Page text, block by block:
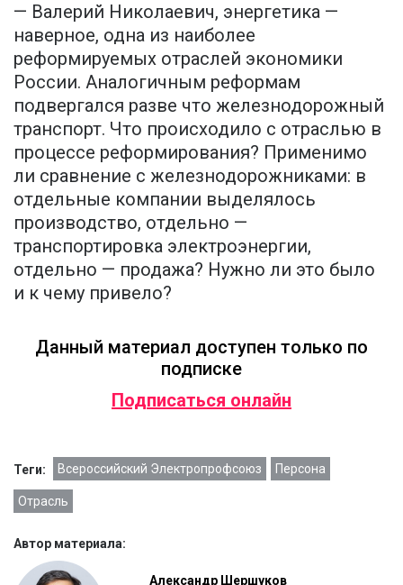
— Валерий Николаевич, энергетика —
наверное, одна из наиболее
реформируемых отраслей экономики
России. Аналогичным реформам
подвергался разве что железнодорожный
транспорт. Что происходило с отраслью в
процессе реформирования? Применимо
ли сравнение с железнодорожниками: в
отдельные компании выделялось
производство, отдельно —
транспортировка электроэнергии,
отдельно — продажа? Нужно ли это было
и к чему привело?
Данный материал доступен только по
подписке
Подписаться онлайн
Теги: Всероссийский Электропрофсоюз Персона
Отрасль
Автор материала:
Александр Шершуков